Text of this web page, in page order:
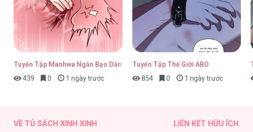
Crazy Rich Santa [...] – Chap 2
Tuyển Tập Manhwa Ngắn Bạo Dăm
439
0 1 ngày trước
Tuyển Tập Thế Giới ABO
854
0 1 ngày trước
VỀ TỦ SÁCH XINH XINH LIÊN KẾT HỮU ÍCH